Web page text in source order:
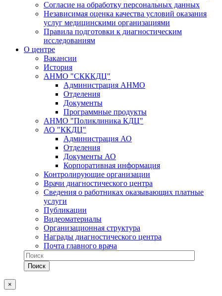
Согласие на обработку персональных данных
Независимая оценка качества условий оказания
услуг медицинскими организациями
Правила подготовки к диагностическим
исследованиям
О центре
Вакансии
История
АНМО "СКККДЦ"
Администрация АНМО
Отделения
Документы
Программные продукты
АНМО "Поликлиника КДЦ"
АО "ККДЦ"
Администрация АО
Отделения
Документы АО
Корпоративная информация
Контролирующие организации
Врачи диагностического центра
Сведения о работниках оказывающих платные
услуги
Публикации
Видеоматериалы
Организационная структура
Награды диагностического центра
Почта главного врача
×